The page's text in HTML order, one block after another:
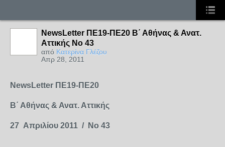
NewsLetter ΠΕ19-ΠΕ20 B΄ Αθήνας & Ανατ.
Αττικής No 43
από Κατερίνα Γλέζου
Απρ 28, 2011
NewsLetter ΠΕ19-ΠΕ20
B΄ Αθήνας & Ανατ. Αττικής
27 Απριλίου 2011 / No 43